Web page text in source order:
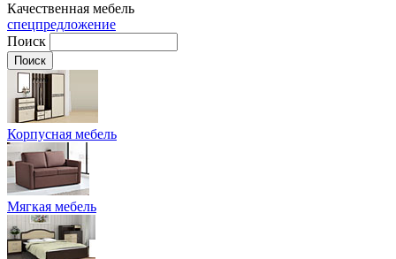
Качественная мебель
спецпредложение
Поиск
Корпусная мебель
Мягкая мебель